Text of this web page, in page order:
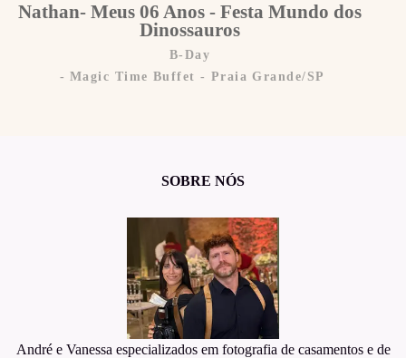
Nathan- Meus 06 Anos - Festa Mundo dos
Dinossauros
B-Day
Magic Time Buffet - Praia Grande/SP
SOBRE NÓS
André e Vanessa especializados em fotografia de casamentos e de